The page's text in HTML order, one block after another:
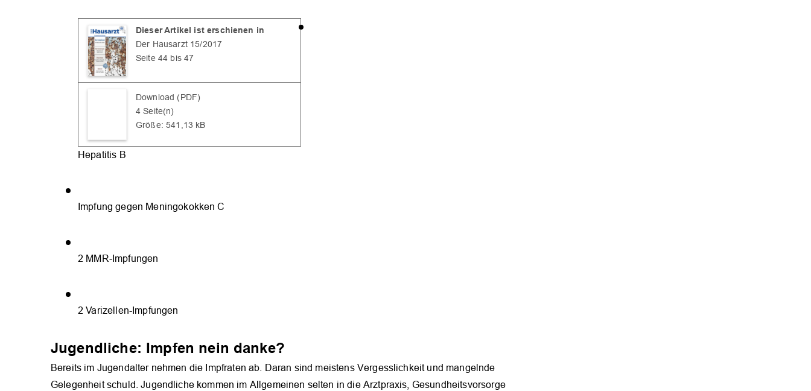
Dieser Artikel ist erschienen in
Der Hausarzt 15/2017
Seite 44 bis 47
Download (PDF)
4 Seite(n)
Größe: 541,13 kB
Hepatitis B
Impfung gegen Meningokokken C
2 MMR-Impfungen
2 Varizellen-Impfungen
Jugendliche: Impfen nein danke?
Bereits im Jugendalter nehmen die Impfraten ab. Daran sind meistens Vergesslichkeit und mangelnde
Gelegenheit schuld. ­Jugendliche kommen im Allgemeinen selten in die Arztpraxis, Gesundheitsvorsorge